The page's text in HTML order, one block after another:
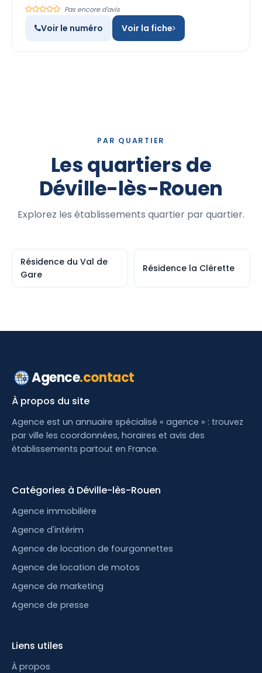
Pas encore d'avis
Voir le numéro Voir la fiche
PAR QUARTIER
Les quartiers de
Déville-lès-Rouen
Explorez les établissements quartier par quartier.
Résidence du Val de
Gare
Résidence la Clérette
Agence.contact
À propos du site
Agence est un annuaire spécialisé « agence » : trouvez
par ville les coordonnées, horaires et avis des
établissements partout en France.
Catégories à Déville-lès-Rouen
Agence immobilière
Agence d'intérim
Agence de location de fourgonnettes
Agence de location de motos
Agence de marketing
Agence de presse
Liens utiles
À propos